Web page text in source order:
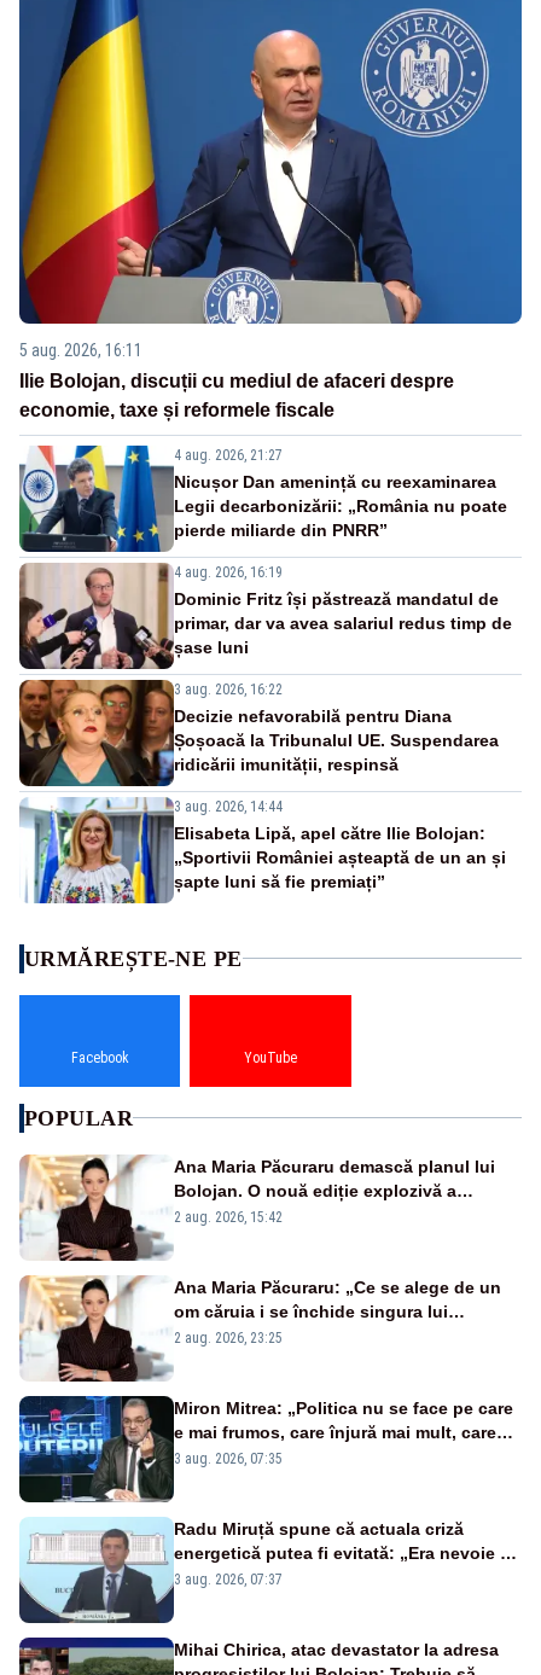
5 aug. 2026, 16:11
Ilie Bolojan, discuții cu mediul de afaceri despre
economie, taxe și reformele fiscale
4 aug. 2026, 21:27
Nicușor Dan amenință cu reexaminarea
Legii decarbonizării: „România nu poate
pierde miliarde din PNRR”
4 aug. 2026, 16:19
Dominic Fritz își păstrează mandatul de
primar, dar va avea salariul redus timp de
șase luni
3 aug. 2026, 16:22
Decizie nefavorabilă pentru Diana
Șoșoacă la Tribunalul UE. Suspendarea
ridicării imunității, respinsă
3 aug. 2026, 14:44
Elisabeta Lipă, apel către Ilie Bolojan:
„Sportivii României așteaptă de un an și
șapte luni să fie premiați”
URMĂREȘTE-NE PE
Facebook YouTube
POPULAR
Ana Maria Păcuraru demască planul lui
Bolojan. O nouă ediție explozivă a
emisiunii „Miza Zilei” la Realitatea PLUS
2 aug. 2026, 15:42
Ana Maria Păcuraru: „Ce se alege de un
om căruia i se închide singura lui
portiță?”
2 aug. 2026, 23:25
Miron Mitrea: „Politica nu se face pe care
e mai frumos, care înjură mai mult, care
țipă mai tare, ci pe proiecte”
3 aug. 2026, 07:35
Radu Miruță spune că actuala criză
energetică putea fi evitată: „Era nevoie să
ne facem iarna car și vara sanie”
3 aug. 2026, 07:37
Mihai Chirica, atac devastator la adresa